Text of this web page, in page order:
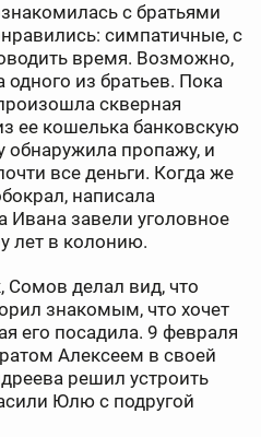
с братьями
симпатичные, с
время. Возможно,
из братьев. Пока
скверная
ее кошелька банковскую
обнаружила пропажу, и
все деньги. Когда же
написала
завели уголовное
лет в колонию.
Сомов делал вид, что
знакомым, что хочет
его посадила. 9 февраля
Алексеем в своей
решил устроить
Юлю с подругой